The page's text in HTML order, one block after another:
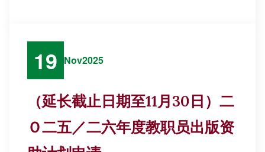
19 Nov2025
（延长截止日期至11月30日）二
Ｏ二五／二六年度教职员出版资